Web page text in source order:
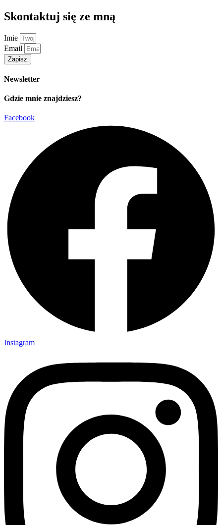
Skontaktuj się ze mną
Imie
Email
Zapisz
Newsletter
Gdzie mnie znajdziesz?
Facebook
Instagram